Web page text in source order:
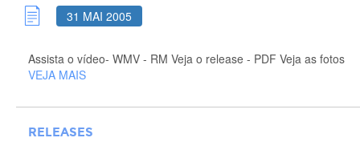
31 MAI 2005
Assista o vídeo- WMV - RM Veja o release - PDF Veja as fotos
VEJA MAIS
RELEASES